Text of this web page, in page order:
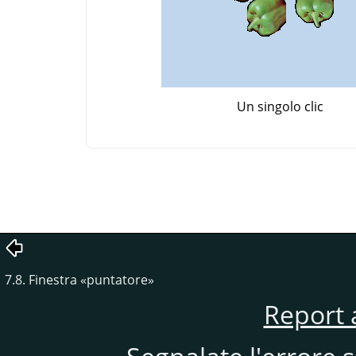
Un singolo clic
7.8. Finestra «puntatore»
Report